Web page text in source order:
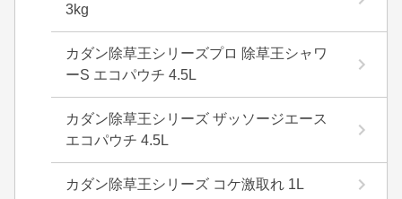
3kg
カダン除草王シリーズプロ 除草王シャワ
ーS エコパウチ 4.5L
カダン除草王シリーズ ザッソージエース
エコパウチ 4.5L
カダン除草王シリーズ コケ激取れ 1L